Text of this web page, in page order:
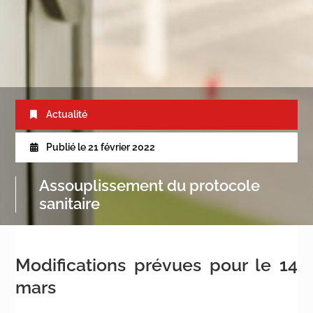
Actualité
Publié le 21 février 2022
Assouplissement du protocole
sanitaire
Modifications prévues pour le 14
mars